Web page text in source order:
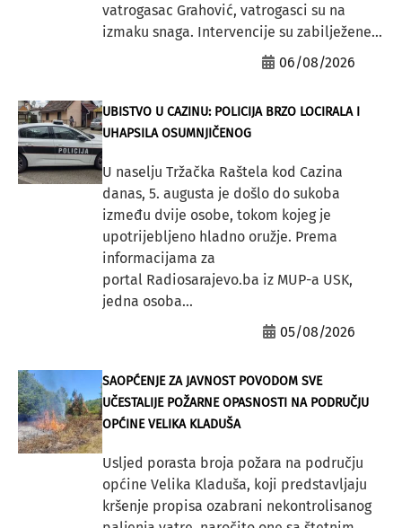
vatrogasac Grahović, vatrogasci su na
izmaku snaga. Intervencije su zabilježene...
06/08/2026
UBISTVO U CAZINU: POLICIJA BRZO LOCIRALA I
UHAPSILA OSUMNJIČENOG
U naselju Tržačka Raštela kod Cazina
danas, 5. augusta je došlo do sukoba
između dvije osobe, tokom kojeg je
upotrijebljeno hladno oružje. Prema
informacijama za
portal Radiosarajevo.ba iz MUP-a USK,
jedna osoba...
05/08/2026
SAOPĆENJE ZA JAVNOST POVODOM SVE
UČESTALIJE POŽARNE OPASNOSTI NA PODRUČJU
OPĆINE VELIKA KLADUŠA
Usljed porasta broja požara na području
općine Velika Kladuša, koji predstavljaju
kršenje propisa ozabrani nekontrolisanog